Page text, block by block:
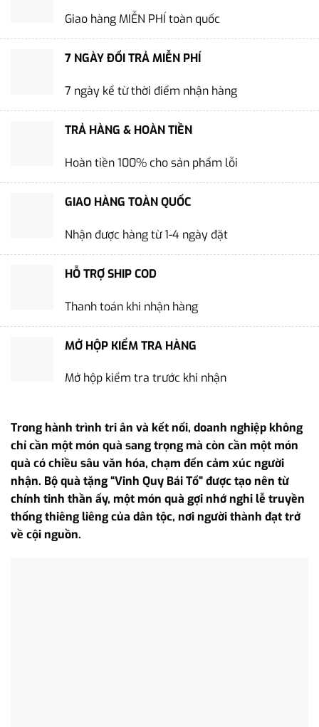
Giao hàng MIỄN PHÍ toàn quốc
7 NGÀY ĐỔI TRẢ MIỄN PHÍ
7 ngày kể từ thời điểm nhận hàng
TRẢ HÀNG & HOÀN TIỀN
Hoàn tiền 100% cho sản phẩm lỗi
GIAO HÀNG TOÀN QUỐC
Nhận được hàng từ 1-4 ngày đặt
HỖ TRỢ SHIP COD
Thanh toán khi nhận hàng
MỞ HỘP KIỂM TRA HÀNG
Mở hộp kiểm tra trước khi nhận
Trong hành trình tri ân và kết nối, doanh nghiệp không
chỉ cần một món quà sang trọng mà còn cần một món
quà có chiều sâu văn hóa, chạm đến cảm xúc người
nhận. Bộ quà tặng “Vinh Quy Bái Tổ” được tạo nên từ
chính tinh thần ấy, một món quà gợi nhớ nghi lễ truyền
thống thiêng liêng của dân tộc, nơi người thành đạt trở
về cội nguồn.